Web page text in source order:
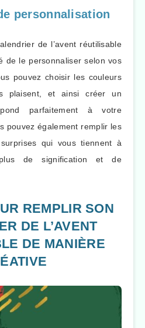
personnalisation
de l’avent réutilisable
de le personnaliser selon vos
pouvez choisir les couleurs
plaisent, et ainsi créer un
parfaitement à votre
pouvez également remplir les
qui vous tiennent à
de signification et de
REMPLIR SON
DE L’AVENT
DE MANIÈRE